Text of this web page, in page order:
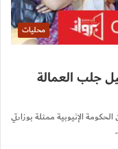
محليات
جلب العمالة
الإثيوبية ممثلة بوزارتي